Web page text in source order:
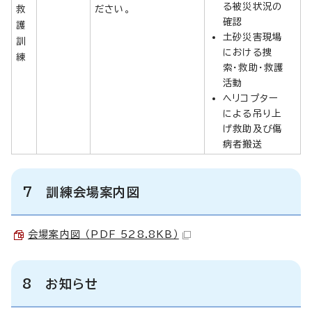
救
護
訓
練
ださい。
る被災状況の
確認
土砂災害現場
における捜
索・救助・救護
活動
ヘリコプター
による吊り上
げ救助及び傷
病者搬送
7 訓練会場案内図
会場案内図 （PDF 528.8KB）
8 お知らせ